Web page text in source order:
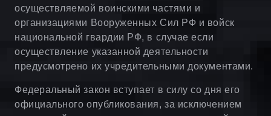
осуществляемой воинскими частями и
организациями Вооруженных Сил РФ и войск
национальной гвардии РФ, в случае если
осуществление указанной деятельности
предусмотрено их учредительными документами.
Федеральный закон вступает в силу со дня его
официального опубликования, за исключением